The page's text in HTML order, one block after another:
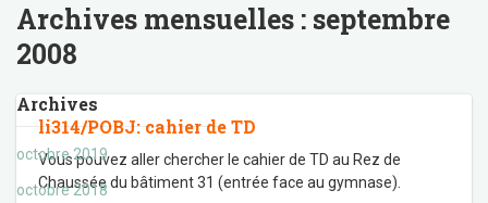
Archives mensuelles : septembre
2008
Archives
octobre 2019
octobre 2018
li314/POBJ: cahier de TD
Vous pouvez aller chercher le cahier de TD au Rez de
Chaussée du bâtiment 31 (entrée face au gymnase).